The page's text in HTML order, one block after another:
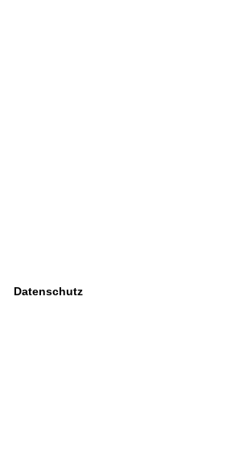
Datenschutz